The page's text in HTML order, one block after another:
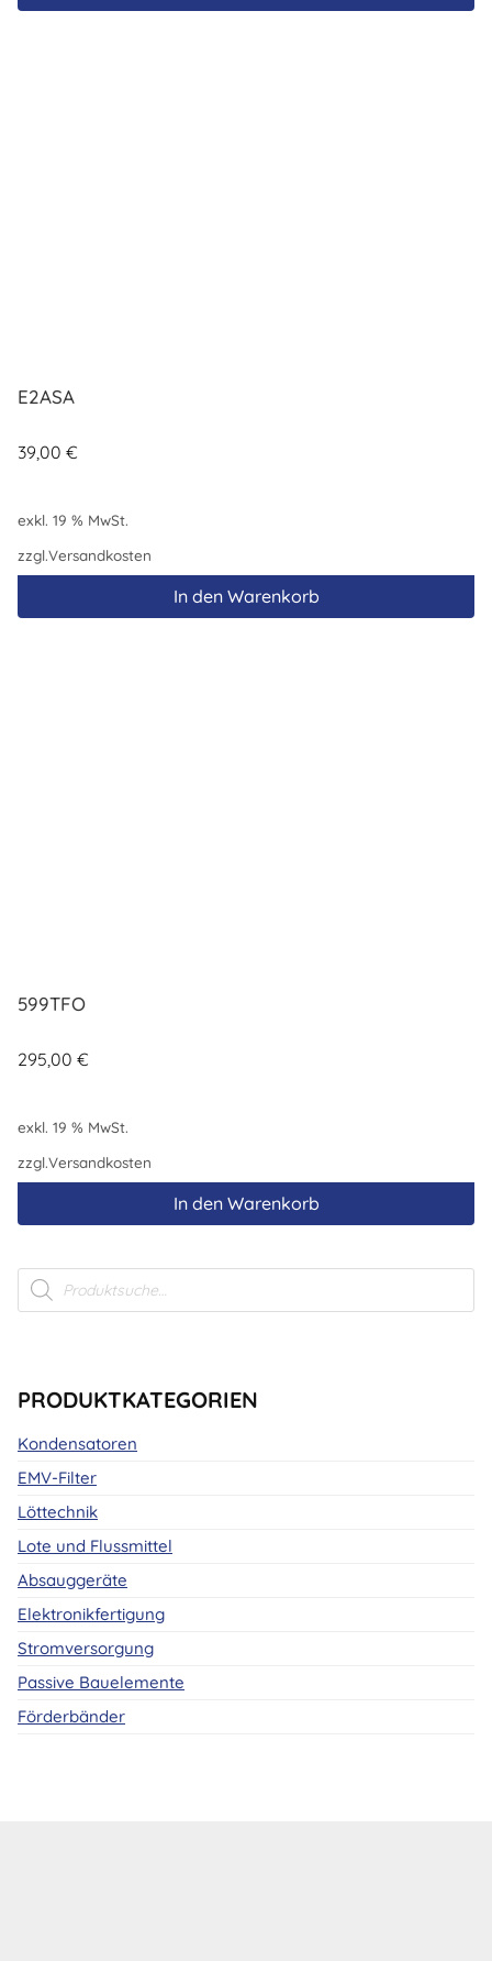
E2ASA
39,00 €
exkl. 19 % MwSt.
zzgl.Versandkosten
In den Warenkorb
599TFO
295,00 €
exkl. 19 % MwSt.
zzgl.Versandkosten
In den Warenkorb
Products
search
PRODUKTKATEGORIEN
Kondensatoren
EMV-Filter
Löttechnik
Lote und Flussmittel
Absauggeräte
Elektronikfertigung
Stromversorgung
Passive Bauelemente
Förderbänder